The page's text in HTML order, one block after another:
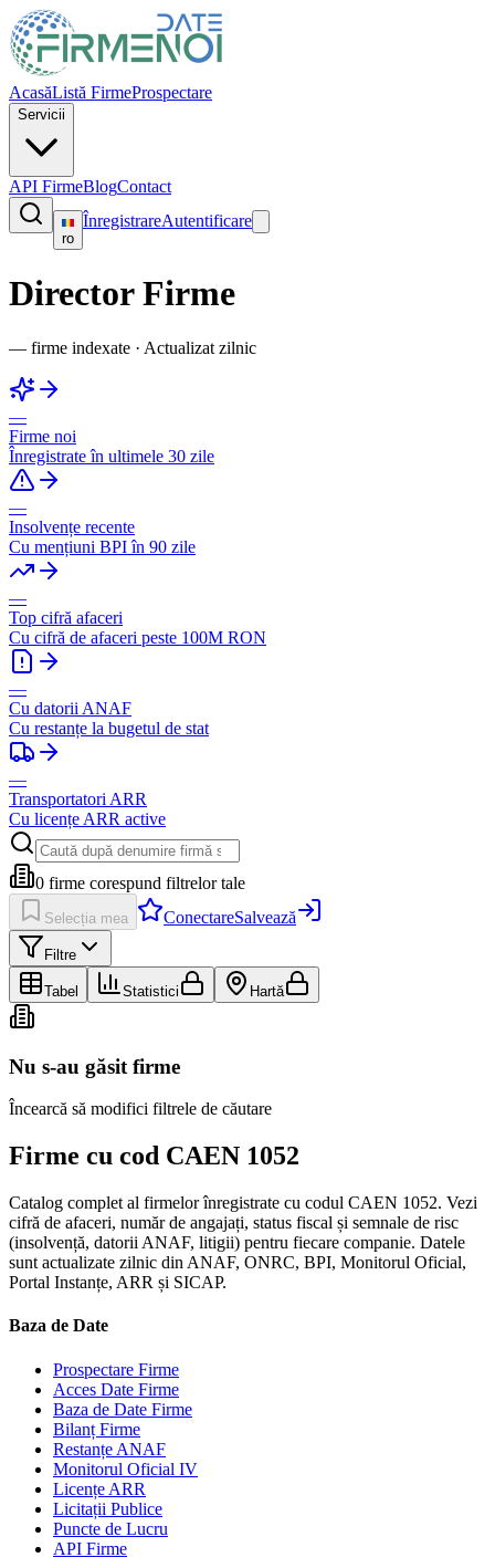
AcasăListă FirmeProspectare
Servicii
API FirmeBlogContact
ro
ÎnregistrareAutentificare
Director Firme
— firme indexate · Actualizat zilnic
—
Firme noi
Înregistrate în ultimele 30 zile
—
Insolvențe recente
Cu mențiuni BPI în 90 zile
—
Top cifră afaceri
Cu cifră de afaceri peste 100M RON
—
Cu datorii ANAF
Cu restanțe la bugetul de stat
—
Transportatori ARR
Cu licențe ARR active
0 firme corespund filtrelor tale
Selecția mea ConectareSalvează
Filtre
Tabel Statistici Hartă
Nu s-au găsit firme
Încearcă să modifici filtrele de căutare
Firme cu cod CAEN 1052
Catalog complet al firmelor înregistrate cu codul CAEN 1052. Vezi
cifră de afaceri, număr de angajați, status fiscal și semnale de risc
(insolvență, datorii ANAF, litigii) pentru fiecare companie. Datele
sunt actualizate zilnic din ANAF, ONRC, BPI, Monitorul Oficial,
Portal Instanțe, ARR și SICAP.
Baza de Date
Prospectare Firme
Acces Date Firme
Baza de Date Firme
Bilanț Firme
Restanțe ANAF
Monitorul Oficial IV
Licențe ARR
Licitații Publice
Puncte de Lucru
API Firme